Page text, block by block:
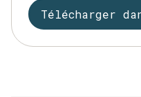
Télécharger